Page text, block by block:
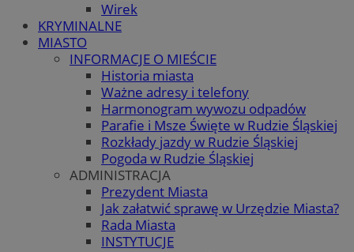
Wirek
KRYMINALNE
MIASTO
INFORMACJE O MIEŚCIE
Historia miasta
Ważne adresy i telefony
Harmonogram wywozu odpadów
Parafie i Msze Święte w Rudzie Śląskiej
Rozkłady jazdy w Rudzie Śląskiej
Pogoda w Rudzie Śląskiej
ADMINISTRACJA
Prezydent Miasta
Jak załatwić sprawę w Urzędzie Miasta?
Rada Miasta
INSTYTUCJE